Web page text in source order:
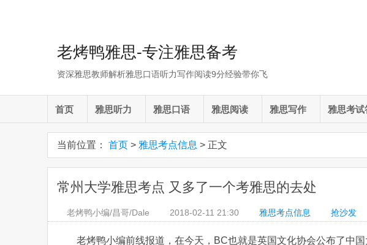
老烤鸭雅思-专注雅思备考
资深雅思教师解析雅思口语听力写作阅读9分经验带你飞
首页 雅思听力 雅思口语 雅思阅读 雅思写作 雅思考试
当前位置： 首页 > 雅思考点信息 > 正文
常州大学雅思考点 又多了一个考雅思的去处
老烤鸭小编/昌哥/Dale 2018-02-11 21:30 雅思考点信息 抢沙发
老烤鸭小编前线报道，在今天，BC也就是英国文化协会公布了中国